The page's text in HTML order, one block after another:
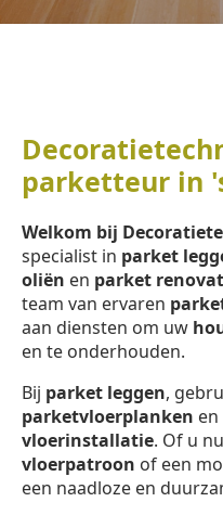
parketteur in
Welkom bij
specialist in parket
oliën en parket
team van ervaren
aan diensten om uw
en te onderhouden.
Bij parket leggen,
parketvloerplanken
vloerinstallatie. Of u
vloerpatroon of een
een naadloze en